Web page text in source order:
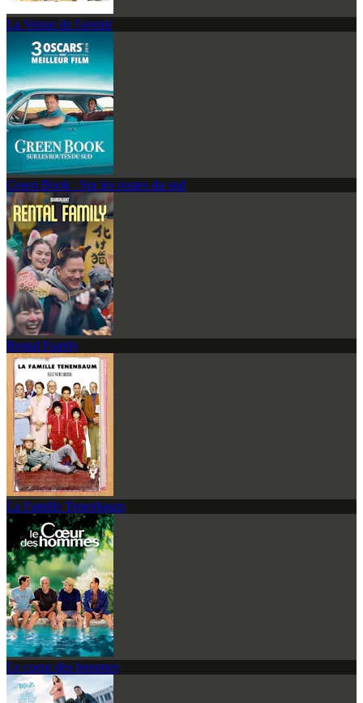
La Venue de l'avenir
Green Book : Sur les routes du sud
Rental Family
La Famille Tenenbaum
Le coeur des hommes